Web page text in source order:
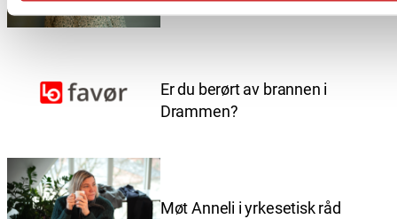
Er du berørt av brannen i
Drammen?
Møt Anneli i yrkesetisk råd